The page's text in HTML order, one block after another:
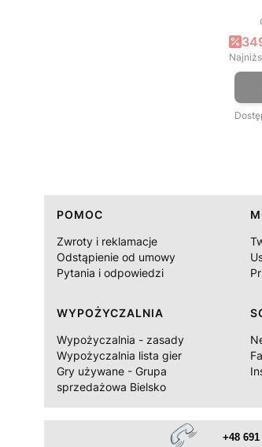
Linki w stopce
POMOC
Zwroty i reklamacje
Odstąpienie od umowy
Pytania i odpowiedzi
WYPOŻYCZALNIA
Wypożyczalnia - zasady
Wypożyczalnia lista gier
Gry używane - Grupa
sprzedażowa Bielsko
+48 691